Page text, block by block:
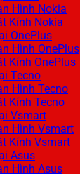
Hình Nokia
Kính Nokia
OnePlus
Hình OnePlus
Kính OnePlus
Tecno
Hình Tecno
Kính Tecno
Vsmart
Hình Vsmart
Kính Vsmart
Asus
Hình Asus